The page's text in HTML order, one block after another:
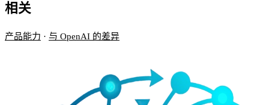
相关
产品能力 · 与 OpenAI 的差异